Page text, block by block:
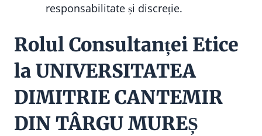
responsabilitate și discreție.
Rolul Consultanței Etice
la UNIVERSITATEA
DIMITRIE CANTEMIR
DIN TÂRGU MUREȘ